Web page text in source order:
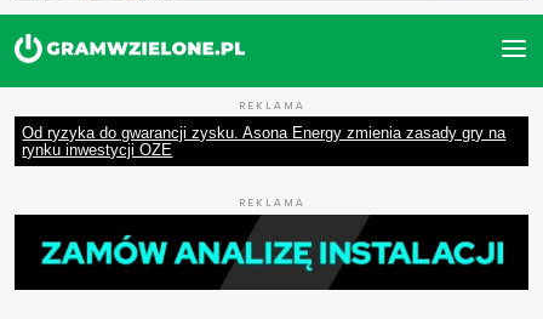
REKLAMA
Od ryzyka do gwarancji zysku. Asona Energy zmienia zasady gry na
rynku inwestycji OZE
REKLAMA